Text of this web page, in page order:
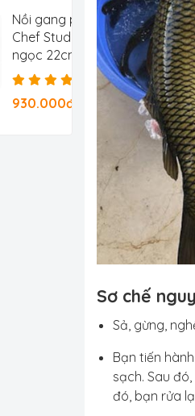
Nồi gang phủ gốm
Chef Studio xanh
ngọc 22cm 3.3L
930.000đ/Chiếc
Sơ chế
Sả, gừng,
Bạn tiến
sạch. Sau
đó, bạn rửa